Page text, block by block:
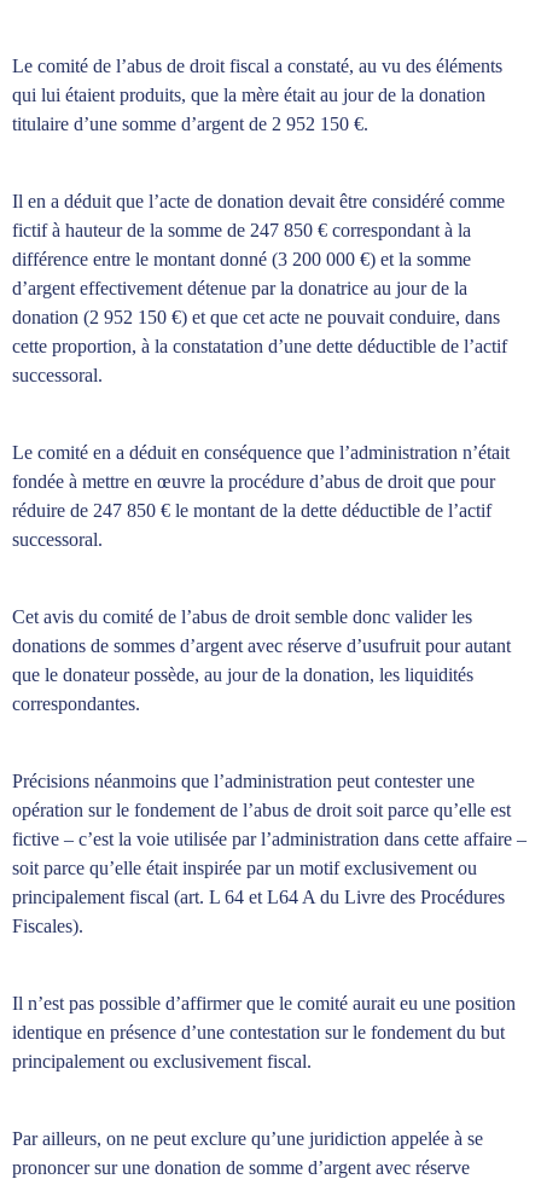
Le comité de l’abus de droit fiscal a constaté, au vu des éléments
qui lui étaient produits, que la mère était au jour de la donation
titulaire d’une somme d’argent de 2 952 150 €.
Il en a déduit que l’acte de donation devait être considéré comme
fictif à hauteur de la somme de 247 850 € correspondant à la
différence entre le montant donné (3 200 000 €) et la somme
d’argent effectivement détenue par la donatrice au jour de la
donation (2 952 150 €) et que cet acte ne pouvait conduire, dans
cette proportion, à la constatation d’une dette déductible de l’actif
successoral.
Le comité en a déduit en conséquence que l’administration n’était
fondée à mettre en œuvre la procédure d’abus de droit que pour
réduire de 247 850 € le montant de la dette déductible de l’actif
successoral.
Cet avis du comité de l’abus de droit semble donc valider les
donations de sommes d’argent avec réserve d’usufruit pour autant
que le donateur possède, au jour de la donation, les liquidités
correspondantes.
Précisions néanmoins que l’administration peut contester une
opération sur le fondement de l’abus de droit soit parce qu’elle est
fictive – c’est la voie utilisée par l’administration dans cette affaire –
soit parce qu’elle était inspirée par un motif exclusivement ou
principalement fiscal (art. L 64 et L64 A du Livre des Procédures
Fiscales).
Il n’est pas possible d’affirmer que le comité aurait eu une position
identique en présence d’une contestation sur le fondement du but
principalement ou exclusivement fiscal.
Par ailleurs, on ne peut exclure qu’une juridiction appelée à se
prononcer sur une donation de somme d’argent avec réserve